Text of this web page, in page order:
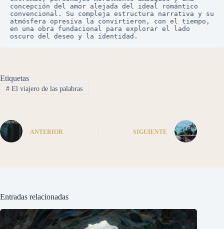
concepción del amor alejada del ideal romántico
convencional. Su compleja estructura narrativa y su
atmósfera opresiva la convirtieron, con el tiempo,
en una obra fundacional para explorar el lado
oscuro del deseo y la identidad.
Etiquetas
#El viajero de las palabras
ANTERIOR SIGUIENTE
Entradas relacionadas